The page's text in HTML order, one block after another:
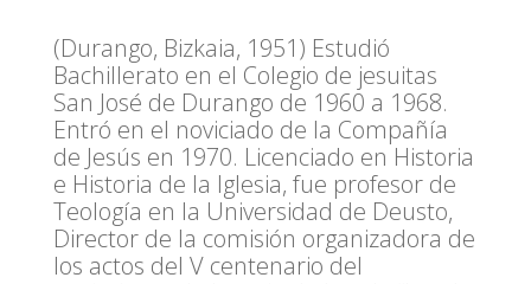
(Durango, Bizkaia, 1951) Estudió
Bachillerato en el Colegio de jesuitas
San José de Durango de 1960 a 1968.
Entró en el noviciado de la Compañía
de Jesús en 1970. Licenciado en Historia
e Historia de la Iglesia, fue profesor de
Teología en la Universidad de Deusto,
Director de la comisión organizadora de
los actos del V centenario del